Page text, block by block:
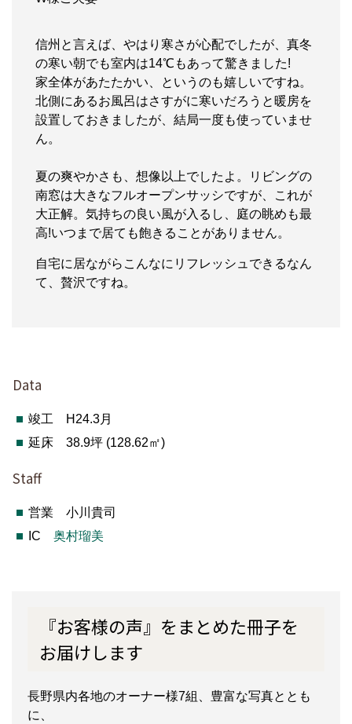
信州と言えば、やはり寒さが心配でしたが、真冬
の寒い朝でも室内は14℃もあって驚きました!
家全体があたたかい、というのも嬉しいですね。
北側にあるお風呂はさすがに寒いだろうと暖房を
設置しておきましたが、結局一度も使っていませ
ん。
夏の爽やかさも、想像以上でしたよ。リビングの
南窓は大きなフルオープンサッシですが、これが
大正解。気持ちの良い風が入るし、庭の眺めも最
高!いつまで居ても飽きることがありません。
自宅に居ながらこんなにリフレッシュできるなん
て、贅沢ですね。
Data
竣工 H24.3月
延床 38.9坪 (128.62㎡)
Staff
営業 小川貴司
IC 奥村瑠美
『お客様の声』をまとめた冊子を
お届けします
長野県内各地のオーナー様7組、豊富な写真ととも
に、